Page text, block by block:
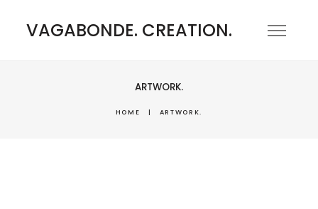
VAGABONDE. CREATION.
ARTWORK.
HOME | ARTWORK.